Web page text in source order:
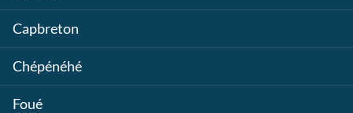
Capbreton
Chépénéhé
Foué